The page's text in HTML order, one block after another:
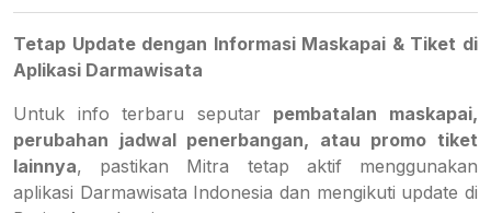
Tetap Update dengan Informasi Maskapai & Tiket di
Aplikasi Darmawisata
Untuk info terbaru seputar pembatalan maskapai,
perubahan jadwal penerbangan, atau promo tiket
lainnya, pastikan Mitra tetap aktif menggunakan
aplikasi Darmawisata Indonesia dan mengikuti update di